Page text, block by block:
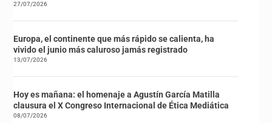
27/07/2026
Europa, el continente que más rápido se calienta, ha
vivido el junio más caluroso jamás registrado
13/07/2026
Hoy es mañana: el homenaje a Agustín García Matilla
clausura el X Congreso Internacional de Ética Mediática
08/07/2026